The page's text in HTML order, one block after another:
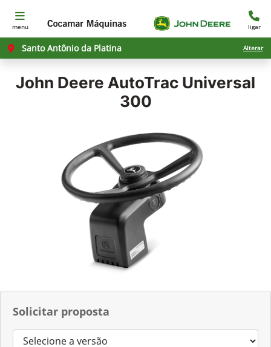
menu ligar
Santo Antônio da Platina Alterar
John Deere AutoTrac Universal
300
Solicitar proposta